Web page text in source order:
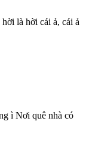
là hời cái ả, cái ả
ì Nơi quê nhà có